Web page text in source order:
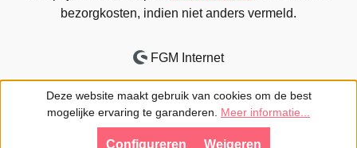
bezorgkosten, indien niet anders vermeld.
FGM Internet
Deze website maakt gebruik van cookies om de best
mogelijke ervaring te garanderen. Meer informatie...
Weigeren
Configureren